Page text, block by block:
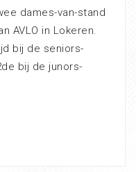
dames-van-stand
AVLO in Lokeren.
bij de seniors-
bij de junors-